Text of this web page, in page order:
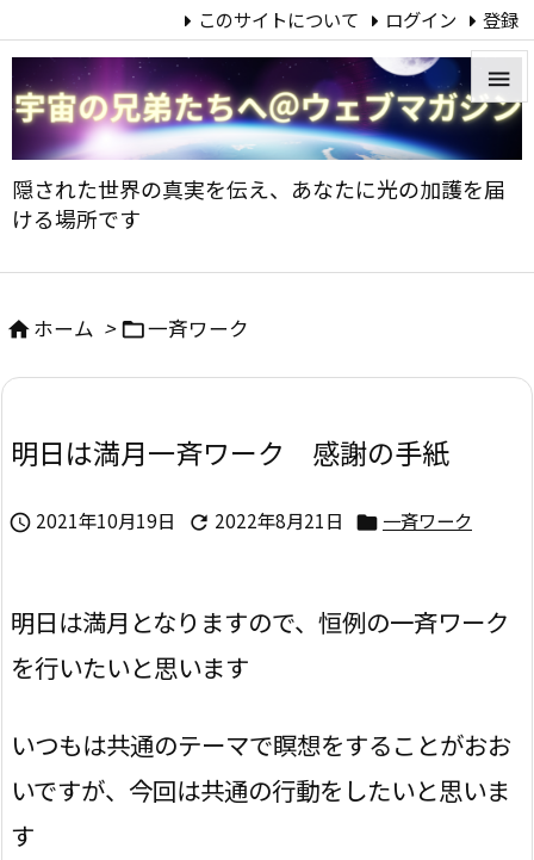
隠された世界の真実を伝え、あなたに光の加護を届
ける場所です


メニ


次へ
このサイトについて ログイン 登録
ホーム > 一斉ワーク
明日は満月一斉ワーク 感謝の手紙
 2021年10月19日  2022年8月21日  一斉ワーク
明日は満月となりますので、恒例の一斉ワーク
を行いたいと思います
いつもは共通のテーマで瞑想をすることがおお
いですが、今回は共通の行動をしたいと思いま
す